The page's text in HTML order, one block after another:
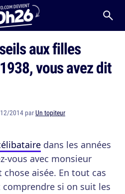
aux filles
vous avez dit
2014 parUn topiteur
dans les années
vous avec monsieur
aisée. En tout cas
si on suit les